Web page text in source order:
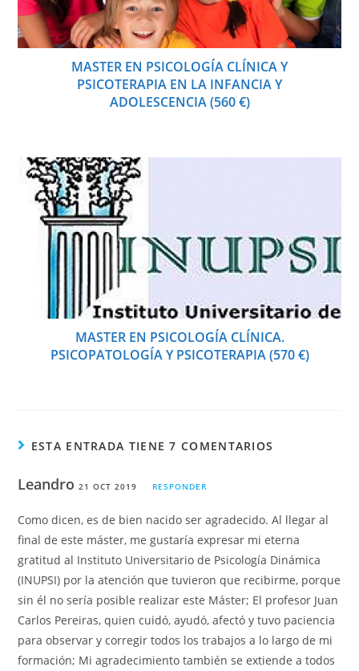
MASTER EN PSICOLOGÍA CLÍNICA Y
PSICOTERAPIA EN LA INFANCIA Y
ADOLESCENCIA (560 €)
MASTER EN PSICOLOGÍA CLÍNICA.
PSICOPATOLOGÍA Y PSICOTERAPIA (570 €)
ESTA ENTRADA TIENE 7 COMENTARIOS
Leandro21 OCT 2019 RESPONDER
Como dicen, es de bien nacido ser agradecido. Al llegar al
final de este máster, me gustaría expresar mi eterna
gratitud al Instituto Universitario de Psicología Dinámica
(INUPSI) por la atención que tuvieron que recibirme, porque
sin él no sería posible realizar este Máster; El profesor Juan
Carlos Pereiras, quien cuidó, ayudó, afectó y tuvo paciencia
para observar y corregir todos los trabajos a lo largo de mi
formación; Mi agradecimiento también se extiende a todos